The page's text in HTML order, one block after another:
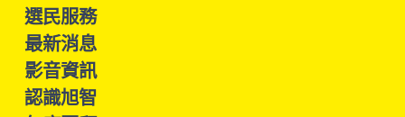
選民服務
最新消息
影音資訊
認識旭智